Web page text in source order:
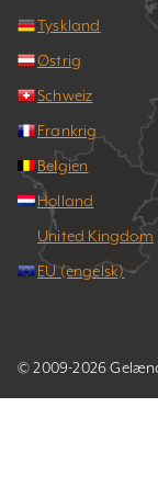
Tyskland
Østrig
Schweiz
Frankrig
Belgien
Holland
United Kingdom
EU (engelsk)
© 2009-2026